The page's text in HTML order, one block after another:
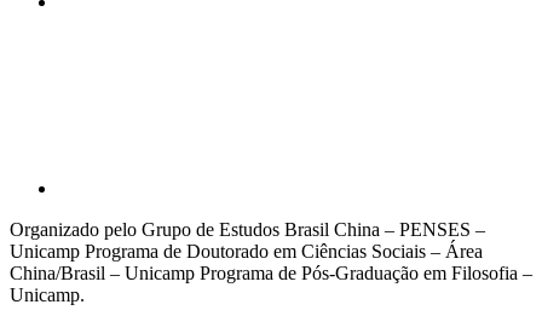
Organizado pelo Grupo de Estudos Brasil China – PENSES –
Unicamp Programa de Doutorado em Ciências Sociais – Área
China/Brasil – Unicamp Programa de Pós-Graduação em Filosofia –
Unicamp.